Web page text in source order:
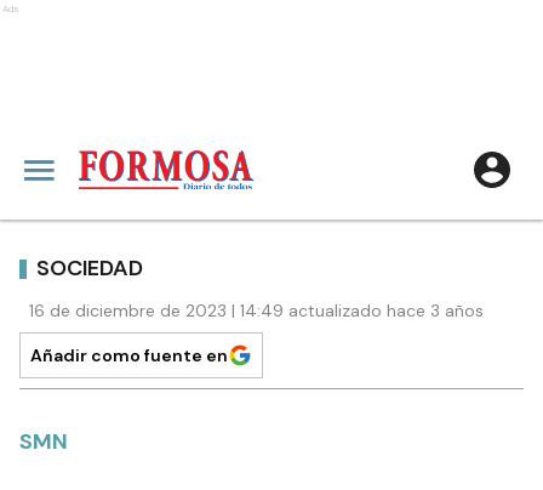
Ads
SOCIEDAD
16 de diciembre de 2023 | 14:49 actualizado hace 3 años
Añadir como fuente en
SMN